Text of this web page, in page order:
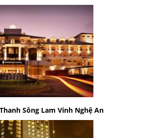
Sông Lam Vinh Nghệ An